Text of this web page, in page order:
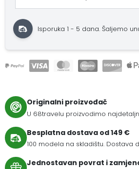
Isporuka 1 - 5 dana.Šaljemo
Originalni proizvođač
U 68travelu proizvodimo
Besplatna dostava od 149 €
100 modela na skladištu. Dostava
Jednostavan povrat i